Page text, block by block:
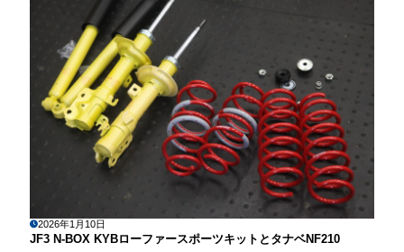
2026年1月10日
JF3 N-BOX KYBローファースポーツキットとタナベNF210